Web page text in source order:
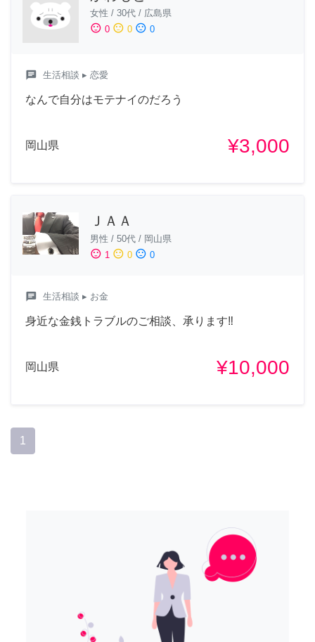
女性 / 30代 / 広島県
sentiment_satisfied 0 sentiment_neutral 0 sentiment_dissatisfied 0
chat 生活相談 ▸ 恋愛
なんで自分はモテナイのだろう
岡山県 ¥3,000
ＪＡＡ
男性 / 50代 / 岡山県
sentiment_satisfied 1 sentiment_neutral 0 sentiment_dissatisfied 0
chat 生活相談 ▸ お金
身近な金銭トラブルのご相談、承ります‼️
岡山県 ¥10,000
1